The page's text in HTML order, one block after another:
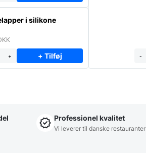
i silikone
+ + Tilføj -
Professionel kvalitet
Vi leverer til danske restauranter